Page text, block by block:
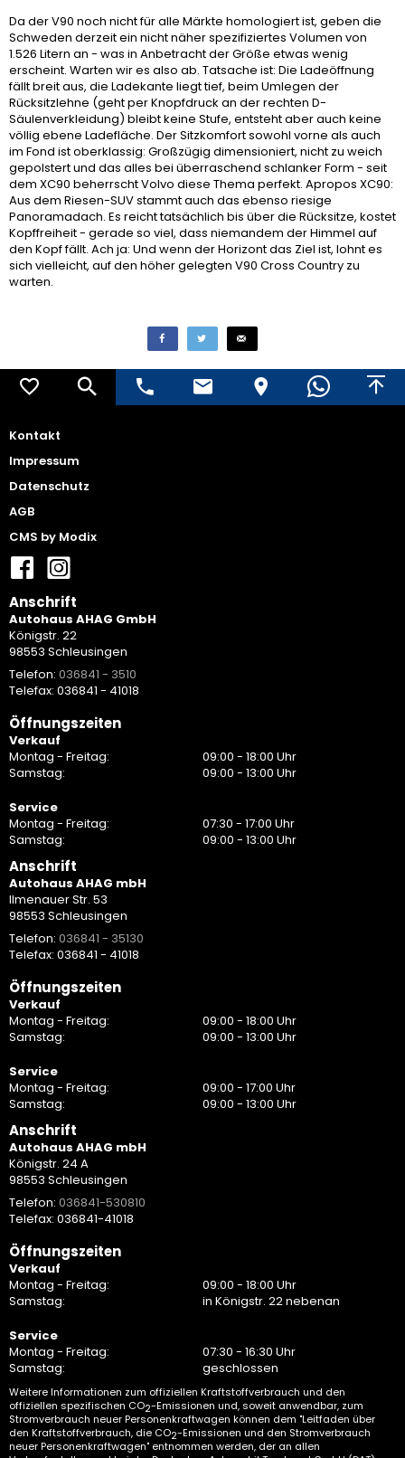
Da der V90 noch nicht für alle Märkte homologiert ist, geben die
Schweden derzeit ein nicht näher spezifiziertes Volumen von
1.526 Litern an - was in Anbetracht der Größe etwas wenig
erscheint. Warten wir es also ab. Tatsache ist: Die Ladeöffnung
fällt breit aus, die Ladekante liegt tief, beim Umlegen der
Rücksitzlehne (geht per Knopfdruck an der rechten D-
Säulenverkleidung) bleibt keine Stufe, entsteht aber auch keine
völlig ebene Ladefläche. Der Sitzkomfort sowohl vorne als auch
im Fond ist oberklassig: Großzügig dimensioniert, nicht zu weich
gepolstert und das alles bei überraschend schlanker Form - seit
dem XC90 beherrscht Volvo diese Thema perfekt. Apropos XC90:
Aus dem Riesen-SUV stammt auch das ebenso riesige
Panoramadach. Es reicht tatsächlich bis über die Rücksitze, kostet
Kopffreiheit - gerade so viel, dass niemandem der Himmel auf
den Kopf fällt. Ach ja: Und wenn der Horizont das Ziel ist, lohnt es
sich vielleicht, auf den höher gelegten V90 Cross Country zu
warten.
Kontakt
Impressum
Datenschutz
AGB
CMS by Modix
Anschrift
Autohaus AHAG GmbH
Königstr. 22
98553 Schleusingen
Telefon: 036841 - 3510
Telefax: 036841 - 41018
Öffnungszeiten
Verkauf
Montag - Freitag:
09:00 - 18:00 Uhr
Samstag:
09:00 - 13:00 Uhr
Service
Montag - Freitag:
07:30 - 17:00 Uhr
Samstag:
09:00 - 13:00 Uhr
Anschrift
Autohaus AHAG mbH
Ilmenauer Str. 53
98553 Schleusingen
Telefon: 036841 - 35130
Telefax: 036841 - 41018
Öffnungszeiten
Verkauf
Montag - Freitag:
09:00 - 18:00 Uhr
Samstag:
09:00 - 13:00 Uhr
Service
Montag - Freitag:
09:00 - 17:00 Uhr
Samstag:
09:00 - 13:00 Uhr
Anschrift
Autohaus AHAG mbH
Königstr. 24 A
98553 Schleusingen
Telefon: 036841-530810
Telefax: 036841-41018
Öffnungszeiten
Verkauf
Montag - Freitag:
09:00 - 18:00 Uhr
Samstag:
in Königstr. 22 nebenan
Service
Montag - Freitag:
07:30 - 16:30 Uhr
Samstag:
geschlossen
Weitere Informationen zum offiziellen Kraftstoffverbrauch und den
offiziellen spezifischen CO2-Emissionen und, soweit anwendbar, zum
Stromverbrauch neuer Personenkraftwagen können dem "Leitfaden über
den Kraftstoffverbrauch, die CO2-Emissionen und den Stromverbrauch
neuer Personenkraftwagen" entnommen werden, der an allen